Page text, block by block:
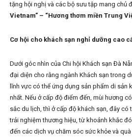
tặng hội nghị và các bộ sưu tập mang chủ
Vietnam” – “Hương thơm miền Trung
Cơ hội cho khách sạn nghỉ dưỡng cao
Dưới góc nhìn của Chi hội Khách sạn Đà
đại diện cho rằng ngành Khách sạn trong
lĩnh vực có thể ứng dụng sản phẩm di sản
nhất. Nếu ở cấp độ điểm đến, mùi hương
sắc du lịch, thì ở cấp độ khách sạn, đây có
trải nghiệm thương hiệu, từ khoảnh khắc
đến các dịch vụ chăm sóc sức khỏe và